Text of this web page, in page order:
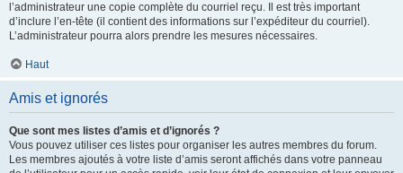
l’administrateur une copie complète du courriel reçu. Il est très important
d’inclure l’en-tête (il contient des informations sur l’expéditeur du courriel).
L’administrateur pourra alors prendre les mesures nécessaires.
Haut
Amis et ignorés
Que sont mes listes d’amis et d’ignorés ?
Vous pouvez utiliser ces listes pour organiser les autres membres du forum.
Les membres ajoutés à votre liste d’amis seront affichés dans votre panneau